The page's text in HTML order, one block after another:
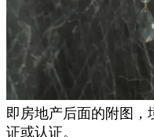
即房地产后面的附图，
证或认证。